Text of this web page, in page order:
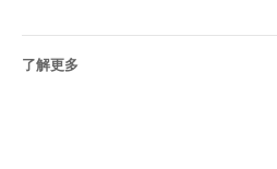
了解更多